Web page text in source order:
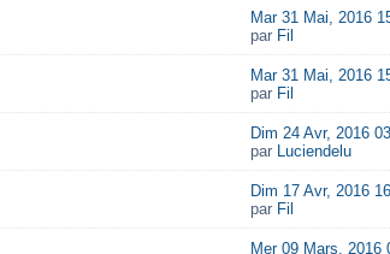
Mar 31 Mai, 2016
par Fil
Mar 31 Mai, 2016
par Fil
Dim 24 Avr, 2016
par Luciendelu
Dim 17 Avr, 2016
par Fil
Mer 09 Mars, 2016